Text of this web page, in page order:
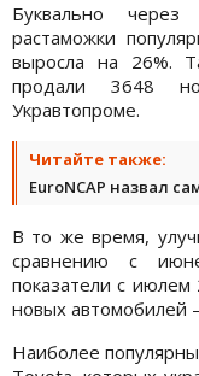
Буквально
растаможки
выросла на 26%.
продали 3648
Укравтопроме.
Читайте также:
EuroNCAP назвал
В то же время,
сравнению с
показатели с июлем
новых автомобилей
Наиболее